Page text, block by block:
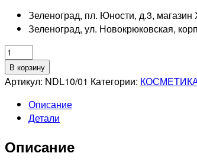
Зеленоград, пл. Юности, д.3,
Зеленоград, ул. Новокрюковская,
Количество
товара
ESTEL
10/01
DE
СТОЙКАЯ
В корзину
Артикул: NDL10/01 Категории:
Описание
Детали
Описание